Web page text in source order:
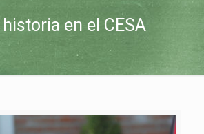
en el CESA